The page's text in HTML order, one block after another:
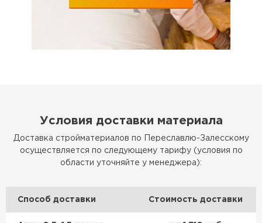
Условия доставки материала
Доставка стройматериалов по Переславлю-Залесскому
осуществляется по следующему тарифу (условия по
области уточняйте у менеджера):
Способ доставки Стоимость доставки